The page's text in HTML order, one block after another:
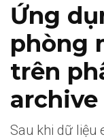
Ứng
phòng
trên
archive
Sau khi dữ liệu